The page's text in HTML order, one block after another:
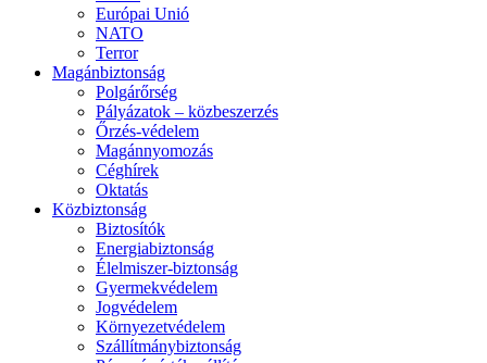
Európai Unió
NATO
Terror
Magánbiztonság
Polgárőrség
Pályázatok – közbeszerzés
Őrzés-védelem
Magánnyomozás
Céghírek
Oktatás
Közbiztonság
Biztosítók
Energiabiztonság
Élelmiszer-biztonság
Gyermekvédelem
Jogvédelem
Környezetvédelem
Szállítmánybiztonság